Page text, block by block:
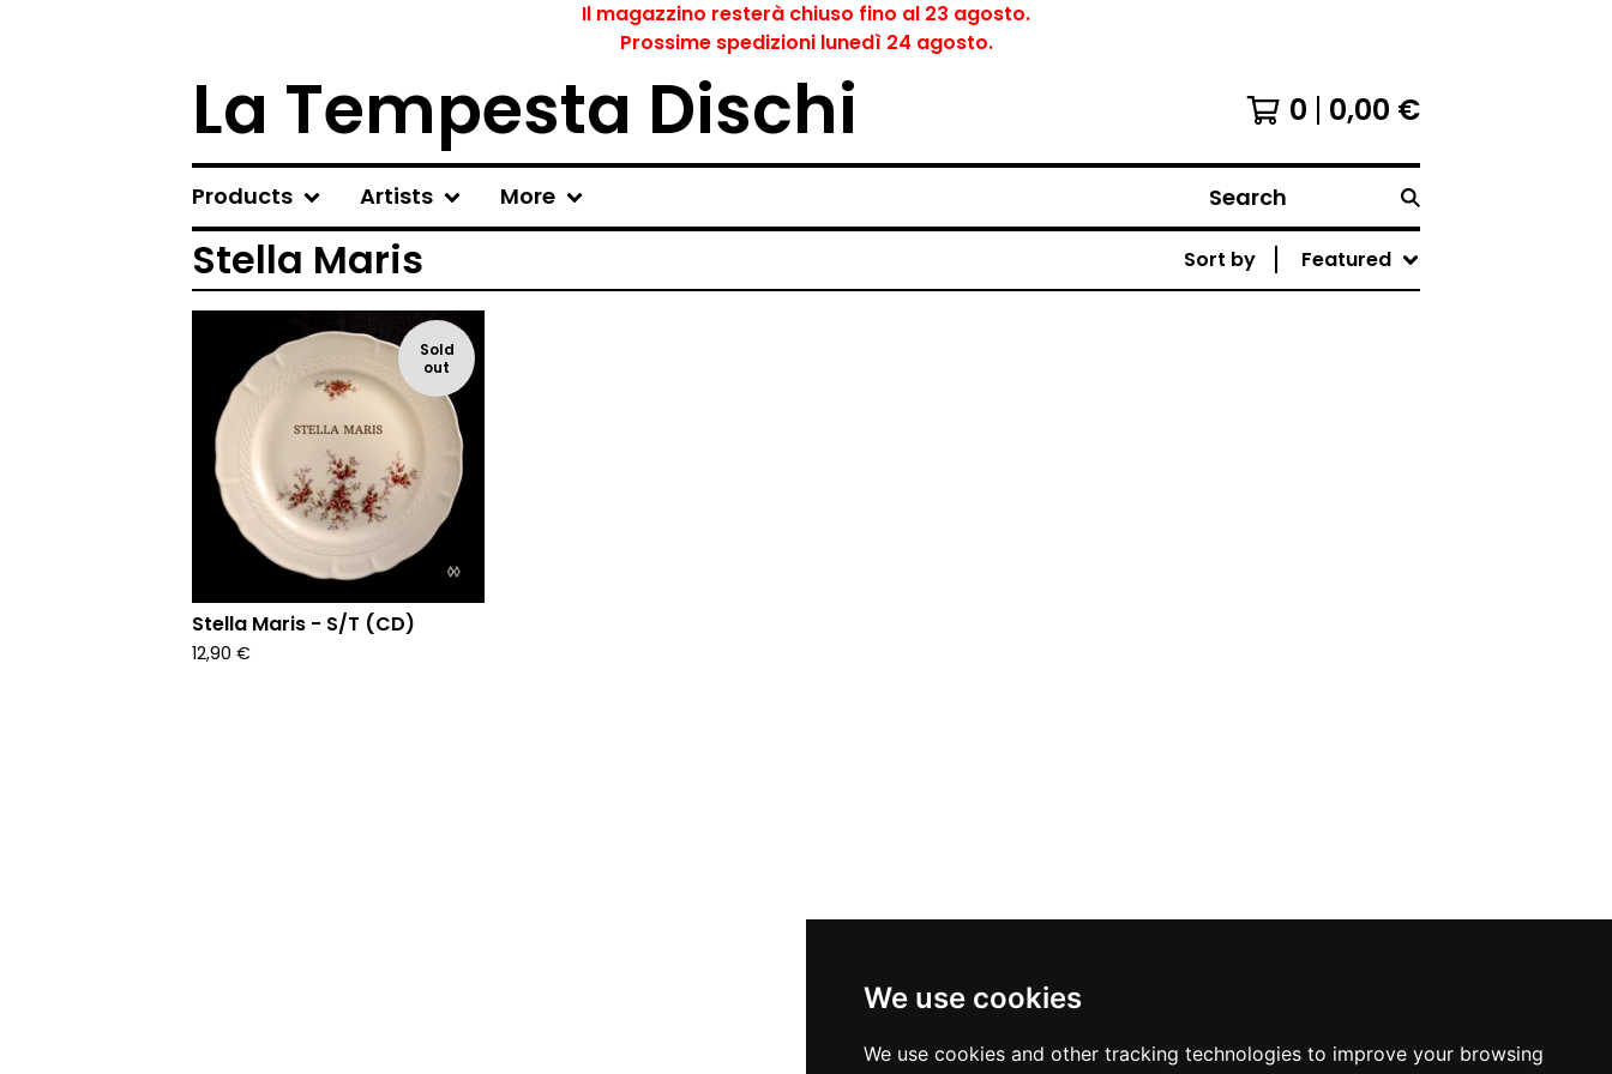
We use cookies
We use cookies and other tracking technologies to improve your browsing
Il magazzino resterà chiuso fino al 23 agosto.
Prossime spedizioni lunedì 24 agosto.
La Tempesta Dischi 0 0,00 €
Products Artists More Search
Stella Maris Sort by Featured
Sold
out
Stella Maris - S/T (CD)
12,90 €